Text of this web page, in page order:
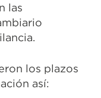
las
los plazos
así: